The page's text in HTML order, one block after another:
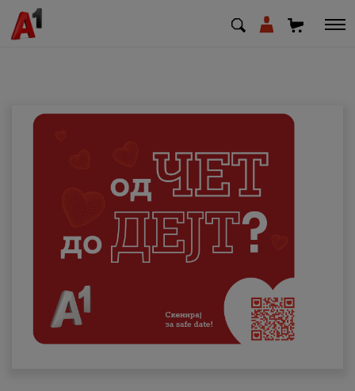
Деловни
Поддршка
Надополни кредит
Плати сметка